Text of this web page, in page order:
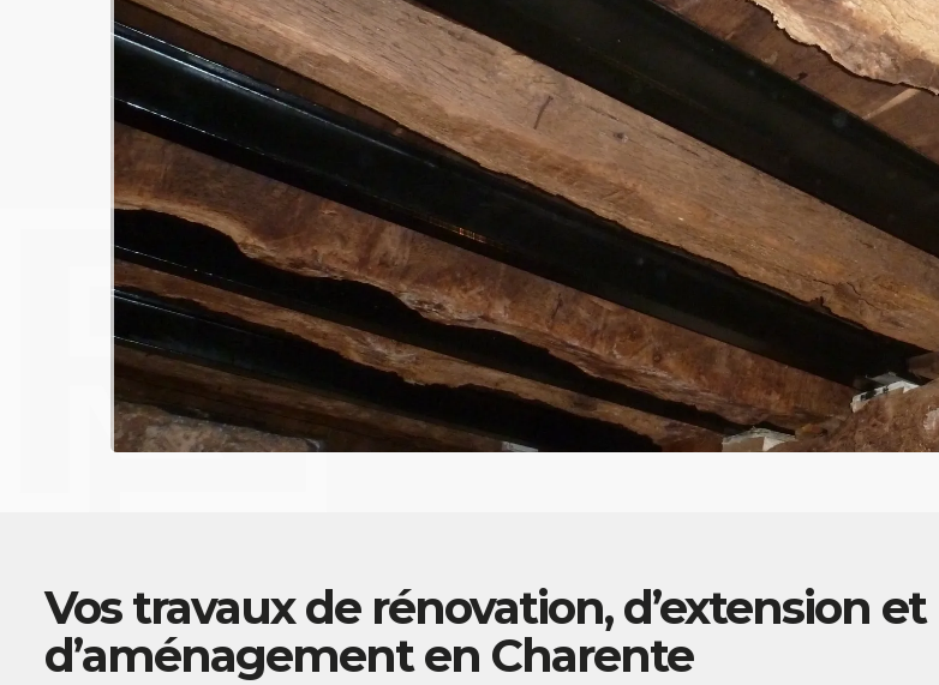
Vos travaux de rénovation, d’extension et
d’aménagement en Charente